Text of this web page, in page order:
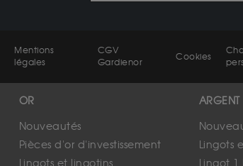
Mentions
légales
CGV
Gardienor
Cookies
OR
Nouveautés
Pièces d'or d'investissement
ARGENT
Lingots